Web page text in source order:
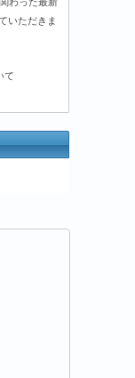
いただきま
て